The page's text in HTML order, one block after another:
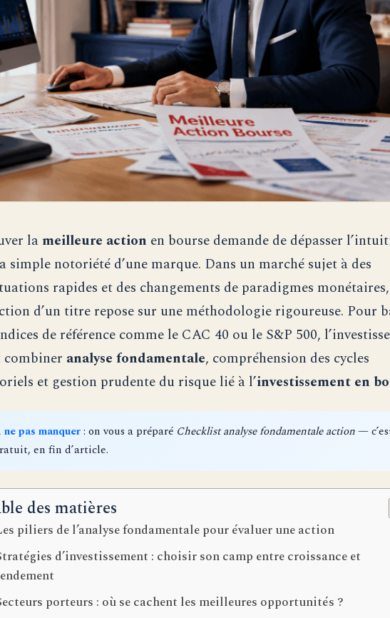
la meilleure action en bourse demande de dépasser
simple notoriété d’une marque. Dans un marché sujet à des
rapides et des changements de paradigmes
d’un titre repose sur une méthodologie rigoureuse. Pour
de référence comme le CAC 40 ou le S&P 500,
analyse fondamentale, compréhension des cycles
et gestion prudente du risque lié à l’investissement en
ne pas manquer: on vous a préparé Checklist analyse fondamentale action—
en fin d’article.
des matières
piliers de l’analyse fondamentale pour évaluer une action
d’investissement : choisir son camp entre croissance et
porteurs : où se cachent les meilleures opportunités ?